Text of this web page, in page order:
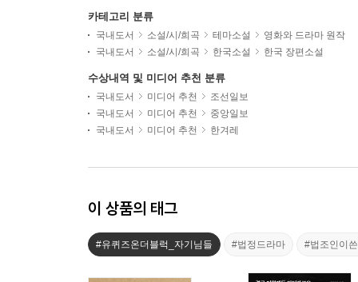
카테고리 분류
국내도서 소설/시/희곡 테마소설
영화와 드라마 원작
국내도서
소설/시/희곡 한국소설 한국 장편소설
수상내역 및 미디어 추천 분류
국내도서 미디어 추천
조선일보
국내도서
미디어 추천
중앙일보
국내도서
미디어 추천 한겨레
이 상품의 태그
#유퀴즈온더블럭_자기님들 #법정드라마 #법조인이